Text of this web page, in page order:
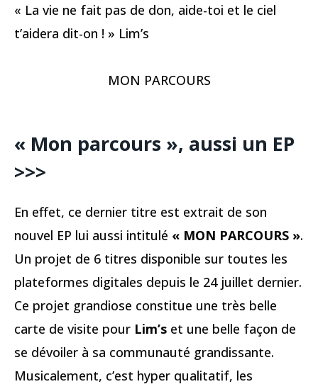
« La vie ne fait pas de don, aide-toi et le ciel
t’aidera dit-on ! » Lim’s
MON PARCOURS
« Mon parcours », aussi un EP
>>>
En effet, ce dernier titre est extrait de son
nouvel EP lui aussi intitulé « MON PARCOURS ».
Un projet de 6 titres disponible sur toutes les
plateformes digitales depuis le 24 juillet dernier.
Ce projet grandiose constitue une très belle
carte de visite pour Lim’s et une belle façon de
se dévoiler à sa communauté grandissante.
Musicalement, c’est hyper qualitatif, les